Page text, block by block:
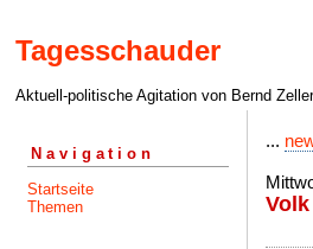
Tagesschauder
Aktuell-politische Agitation von Bernd Zeller
Navigation
Startseite
Themen
...